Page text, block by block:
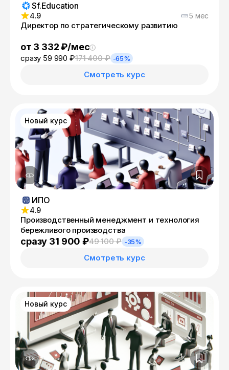
Sf.Education
4.9 5 мес
Директор по стратегическому развитию
от 3 332 ₽/мес
сразу 59 990 ₽171 400 ₽ -65%
Смотреть курс
Новый курс
ИПО
4.9
Производственный менеджмент и технология
бережливого производства
сразу 31 900 ₽49 100 ₽ -35%
Смотреть курс
Новый курс